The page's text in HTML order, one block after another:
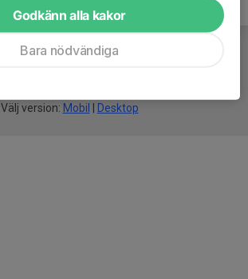
Välj version: Mobil Desktop
Godkänn alla kakor
Bara nödvändiga